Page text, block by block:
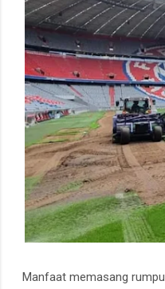
Manfaat memasang